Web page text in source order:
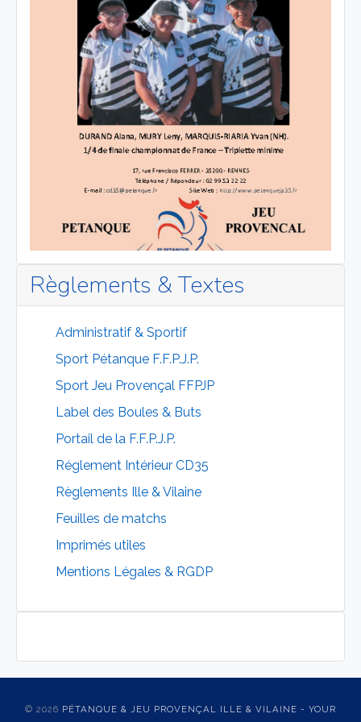
Règlements & Textes
Administratif & Sportif
Sport Pétanque F.F.P.J.P.
Sport Jeu Provençal FFPJP
Label des Boules & Buts
Portail de la F.F.P.J.P.
Réglement Intérieur CD35
Règlements Ille & Vilaine
Feuilles de matchs
Imprimés utiles
Mentions Légales & RGDP
© 2026 PÉTANQUE & JEU PROVENÇAL ILLE & VILAINE - YOUR